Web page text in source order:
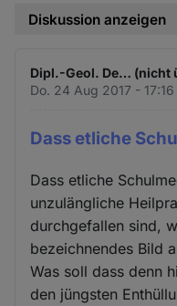
Diskussion anzeigen
Dipl.-Geol. De… (nicht
Do. 24 Aug 2017 - 17:16
Dass etliche
Dass etliche
unzulängliche
durchgefallen sind,
bezeichnendes Bild
Was soll dass denn
den jüngsten